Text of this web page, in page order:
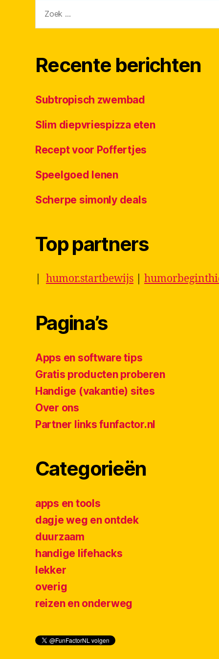
naar:
Recente berichten
Subtropisch zwembad
Slim diepvriespizza eten
Recept voor Poffertjes
Speelgoed lenen
Scherpe simonly deals
Top partners
humor.startbewijs
Pagina’s
Apps en software tips
Gratis producten proberen
Handige (vakantie) sites
Over ons
Partner links funfactor.nl
Categorieën
apps en tools
dagje weg en ontdek
duurzaam
handige lifehacks
lekker
overig
reizen en onderweg